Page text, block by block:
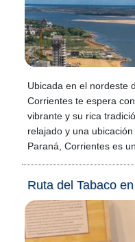
Ubicada en el nordeste
Corrientes te espera
vibrante y su rica
relajado y una
Paraná, Corrientes es
Ruta del Tabaco